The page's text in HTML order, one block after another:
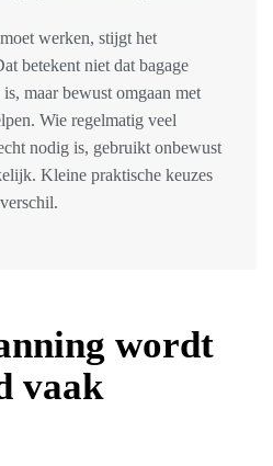
werken, stijgt het
betekent niet dat bagage
maar bewust omgaan met
Wie regelmatig veel
nodig is, gebruikt onbewust
Kleine praktische keuzes
wordt
vaak